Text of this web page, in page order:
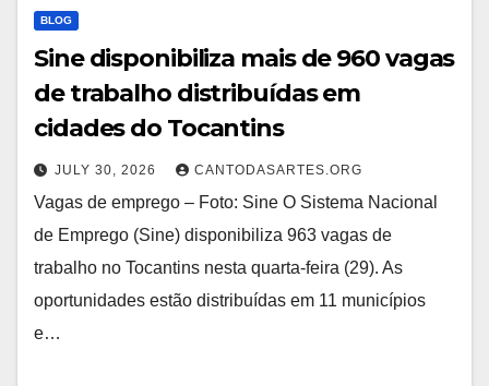
BLOG
Sine disponibiliza mais de 960 vagas
de trabalho distribuídas em
cidades do Tocantins
JULY 30, 2026 CANTODASARTES.ORG
Vagas de emprego – Foto: Sine O Sistema Nacional
de Emprego (Sine) disponibiliza 963 vagas de
trabalho no Tocantins nesta quarta-feira (29). As
oportunidades estão distribuídas em 11 municípios
e…